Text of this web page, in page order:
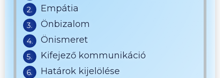
Empátia
Önbizalom
Önismeret
Kifejező kommunikáció
Határok kijelölése